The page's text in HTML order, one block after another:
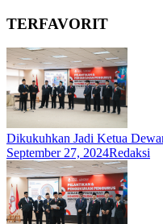
TERFAVORIT
Dikukuhkan Jadi Ketua
September 27, 2024Redaksi